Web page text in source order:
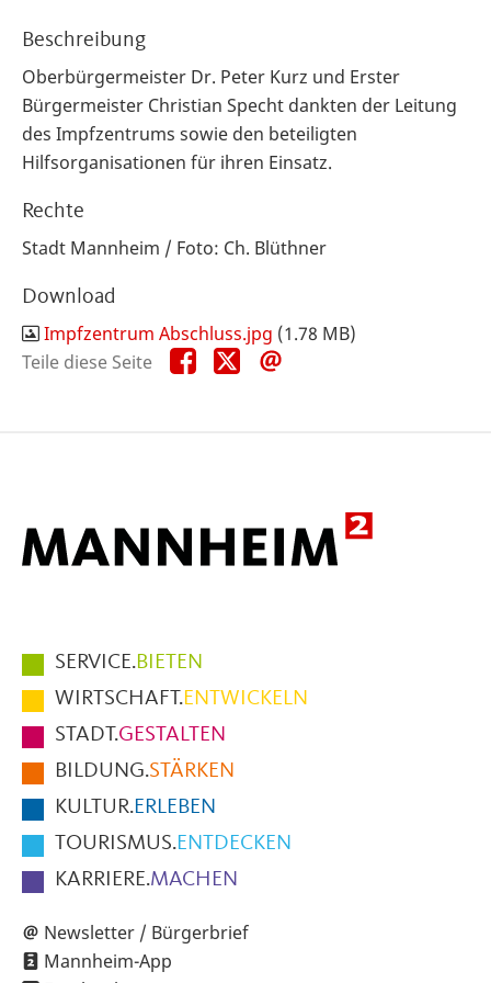
Beschreibung
Oberbürgermeister Dr. Peter Kurz und Erster
Bürgermeister Christian Specht dankten der Leitung
des Impfzentrums sowie den beteiligten
Hilfsorganisationen für ihren Einsatz.
Rechte
Stadt Mannheim / Foto: Ch. Blüthner
Download
Impfzentrum Abschluss.jpg (1.78 MB)
Teile diese Seite
Teile
diese
Teile
diese
Hauptmenüpunkte
im
Fußbereich
der
Seite
SERVICE.BIETEN
WIRTSCHAFT.ENTWICKELN
STADT.GESTALTEN
BILDUNG.STÄRKEN
KULTUR.ERLEBEN
TOURISMUS.ENTDECKEN
KARRIERE.MACHEN
Newsletter / Bürgerbrief
Mannheim-App